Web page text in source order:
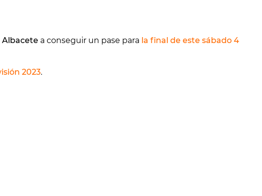
a conseguir un pase para la final de este sábado 4
2023.